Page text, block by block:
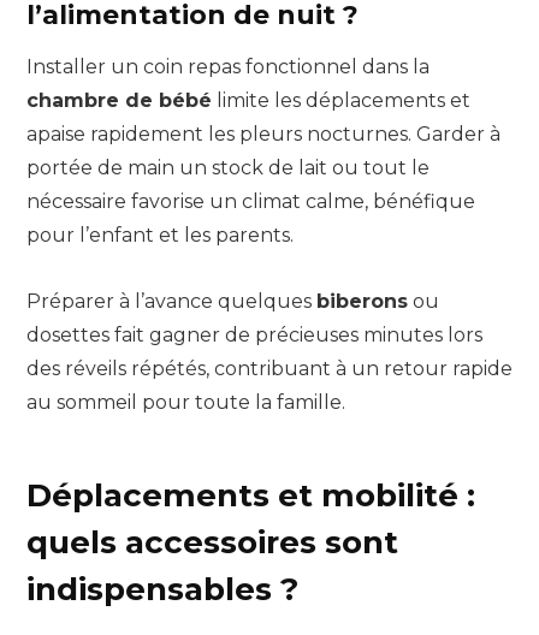
l’alimentation de nuit ?
Installer un coin repas fonctionnel dans la
chambre de bébé limite les déplacements et
apaise rapidement les pleurs nocturnes. Garder à
portée de main un stock de lait ou tout le
nécessaire favorise un climat calme, bénéfique
pour l’enfant et les parents.
Préparer à l’avance quelques biberons ou
dosettes fait gagner de précieuses minutes lors
des réveils répétés, contribuant à un retour rapide
au sommeil pour toute la famille.
Déplacements et mobilité :
quels accessoires sont
indispensables ?